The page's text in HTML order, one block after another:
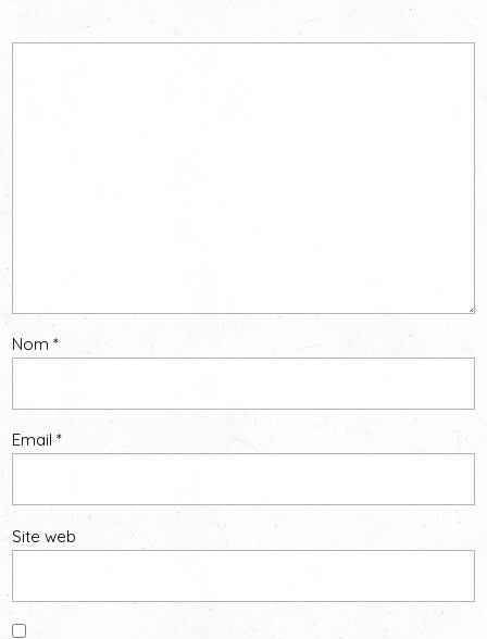
Nom*
Email*
Site web